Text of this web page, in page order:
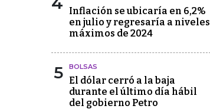
Inflación se ubicaría en 6,2%
en julio y regresaría a niveles
máximos de 2024
5 BOLSAS
El dólar cerró a la baja
durante el último día hábil
del gobierno Petro